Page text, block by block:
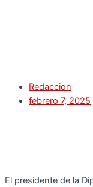
Redaccion
febrero 7, 2025
El presidente de la